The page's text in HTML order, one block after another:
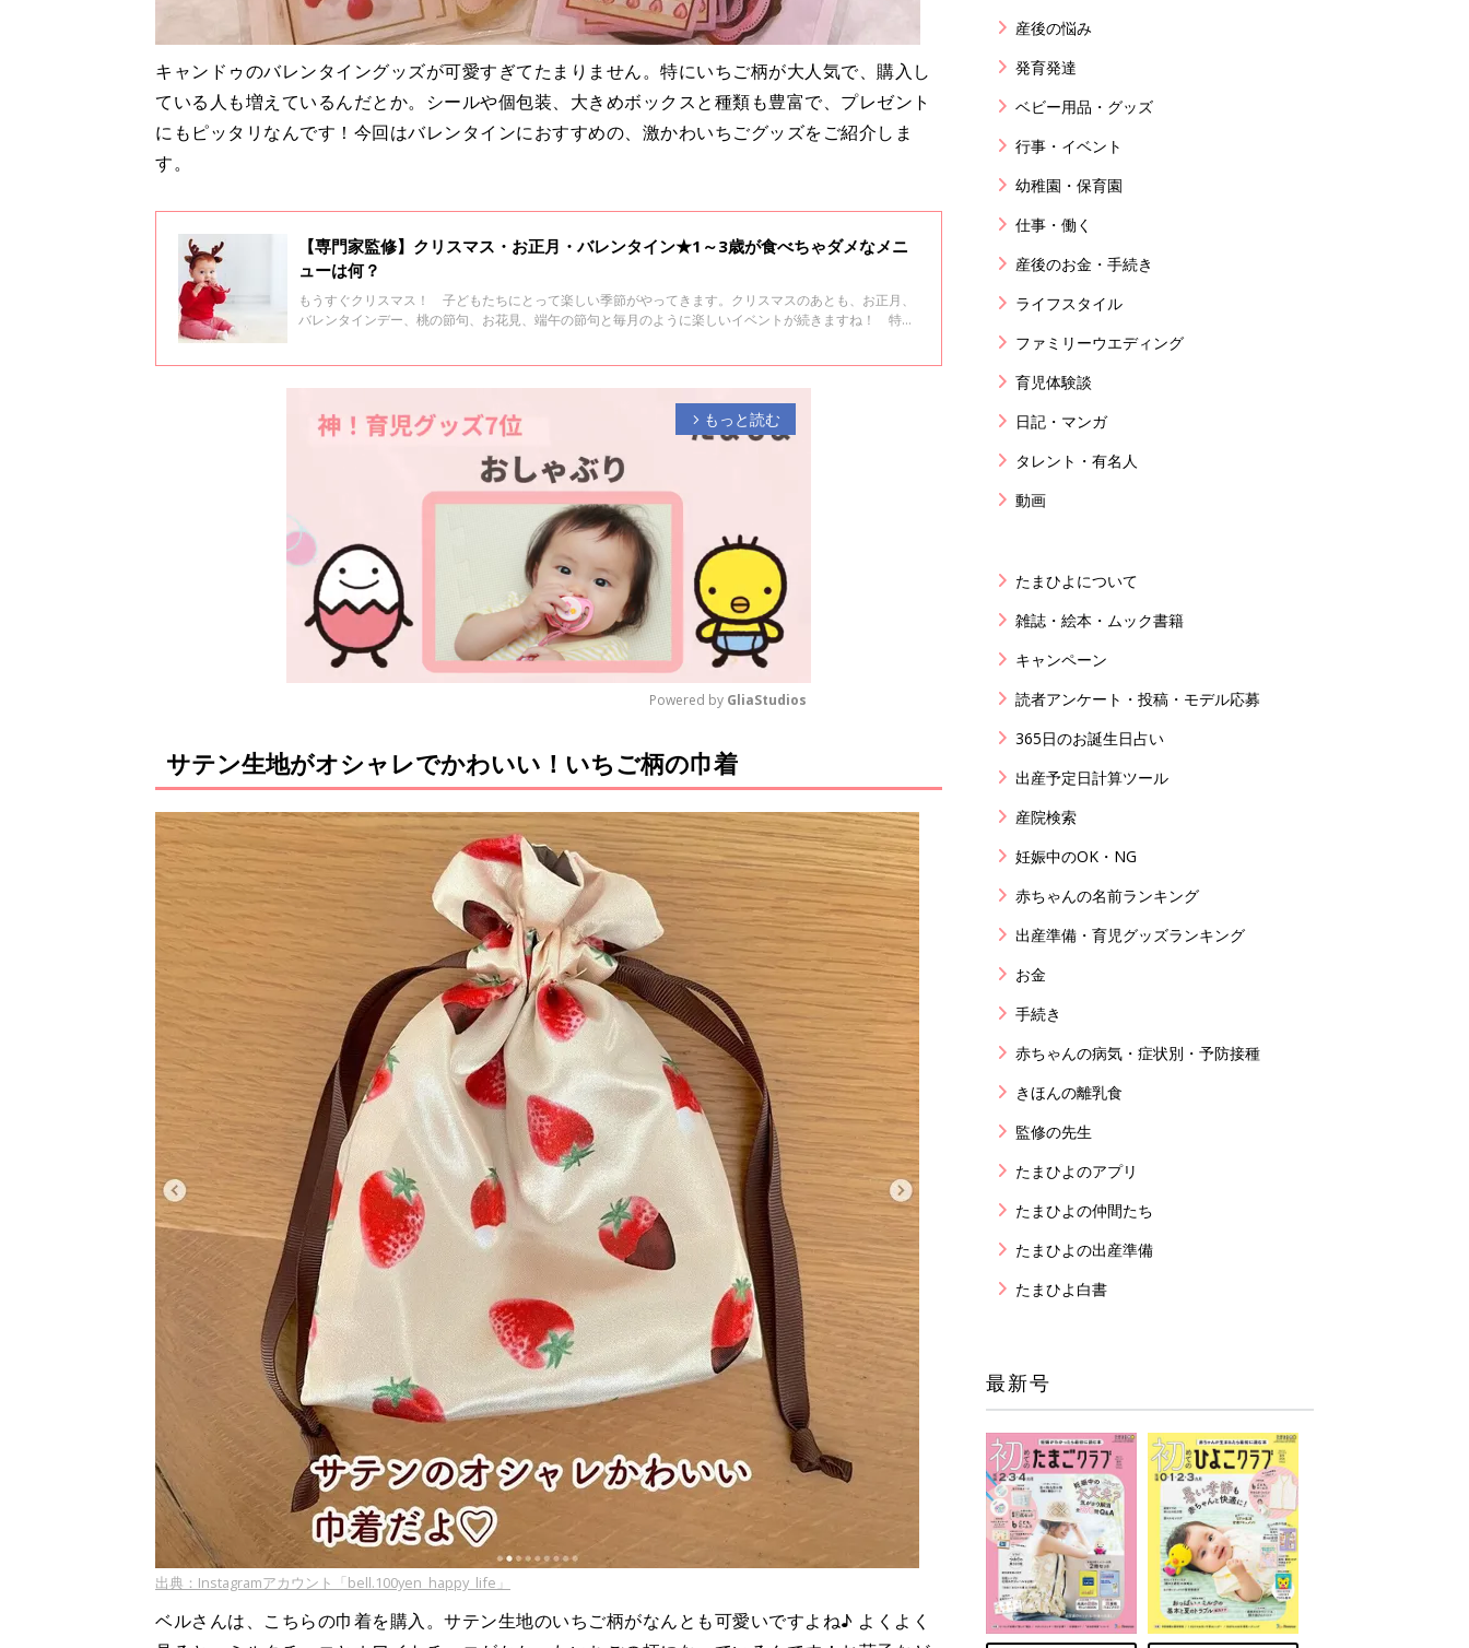
キャンドゥのバレンタイングッズが可愛すぎてたまりません。特にいちご柄が大人気で、購入し
ている人も増えているんだとか。シールや個包装、大きめボックスと種類も豊富で、プレゼント
にもピッタリなんです！今回はバレンタインにおすすめの、激かわいちごグッズをご紹介しま
す。
【専門家監修】クリスマス・お正月・バレンタイン★1～3歳が食べちゃダメなメニ
ューは何？
もうすぐクリスマス！ 子どもたちにとって楽しい季節がやってきます。クリスマスのあとも、お正月、
バレンタインデー、桃の節句、お花見、端午の節句と毎月のように楽しいイベントが続きますね！ 特別
arrow_forward_ios もっと読む
M
u
t
e
Powered by GliaStudios
サテン生地がオシャレでかわいい！いちご柄の巾着
出典：Instagramアカウント「bell.100yen_happy_life」
ベルさんは、こちらの巾着を購入。サテン生地のいちご柄がなんとも可愛いですよね♪ よくよく
産後の悩み
発育発達
ベビー用品・グッズ
行事・イベント
幼稚園・保育園
仕事・働く
産後のお金・手続き
ライフスタイル
ファミリーウエディング
育児体験談
日記・マンガ
タレント・有名人
動画
たまひよについて
雑誌・絵本・ムック書籍
キャンペーン
読者アンケート・投稿・モデル応募
365日のお誕生日占い
出産予定日計算ツール
産院検索
妊娠中のOK・NG
赤ちゃんの名前ランキング
出産準備・育児グッズランキング
お金
手続き
赤ちゃんの病気・症状別・予防接種
きほんの離乳食
監修の先生
たまひよのアプリ
たまひよの仲間たち
たまひよの出産準備
たまひよ白書
最新号